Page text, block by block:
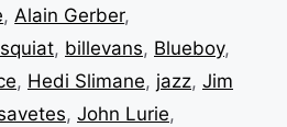
,Alain Gerber,
, billevans, Blueboy,
, Hedi Slimane, jazz, Jim
, John Lurie,